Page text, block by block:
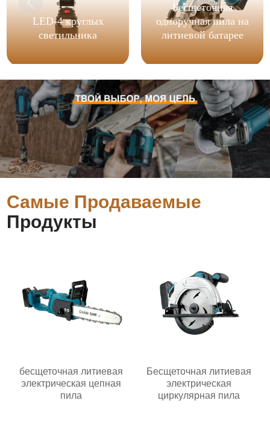
LED-4 круглых
светильника
Бесщеточная
одноручная пила на
литиевой батарее
Самые Продаваемые
Продукты
бесщеточная литиевая
электрическая цепная
пила
Бесщеточная литиевая
электрическая
циркулярная пила